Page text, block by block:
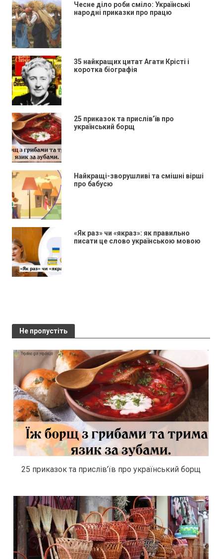
Чесне діло роби сміло: Українські
народні приказки про працю
35 найкращих цитат Агати Крісті і
коротка біографія
25 приказок та прислів’їв про
український борщ
Найкращі-зворушливі та смішні вірші
про бабусю
«Як раз» чи «якраз»: як правильно
писати це слово українською мовою
Не пропустіть
25 приказок та прислів’їв про український борщ